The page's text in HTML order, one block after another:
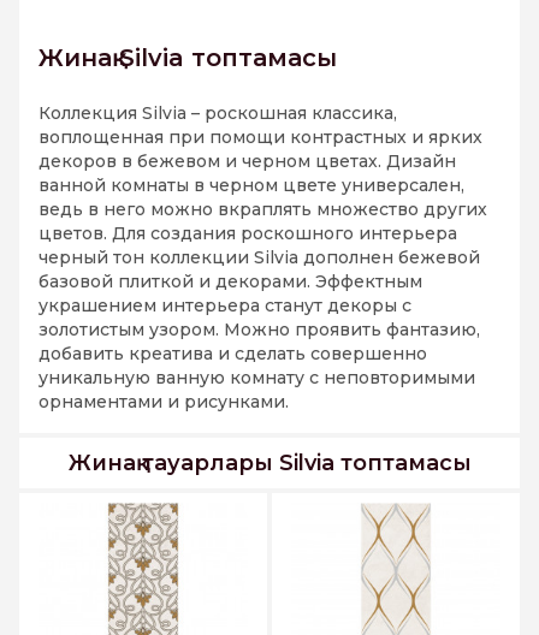
Жинақ Silvia топтамасы
Коллекция Silvia – роскошная классика,
воплощенная при помощи контрастных и ярких
декоров в бежевом и черном цветах. Дизайн
ванной комнаты в черном цвете универсален,
ведь в него можно вкраплять множество других
цветов. Для создания роскошного интерьера
черный тон коллекции Silvia дополнен бежевой
базовой плиткой и декорами. Эффектным
украшением интерьера станут декоры с
золотистым узором. Можно проявить фантазию,
добавить креатива и сделать совершенно
уникальную ванную комнату с неповторимыми
орнаментами и рисунками.
Жинақ тауарлары Silvia топтамасы